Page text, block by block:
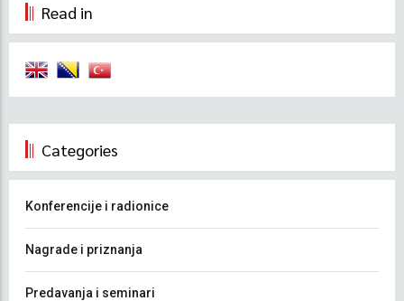
Read in
Categories
Konferencije i radionice
Nagrade i priznanja
Predavanja i seminari